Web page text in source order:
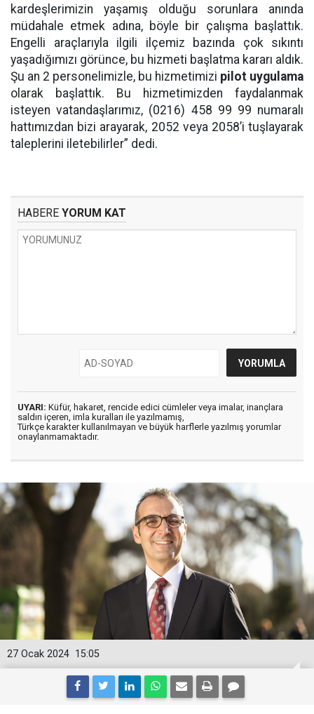
kardeşlerimizin yaşamış olduğu sorunlara anında
müdahale etmek adına, böyle bir çalışma başlattık.
Engelli araçlarıyla ilgili ilçemiz bazında çok sıkıntı
yaşadığımızı görünce, bu hizmeti başlatma kararı aldık.
Şu an 2 personelimizle, bu hizmetimizi pilot uygulama
olarak başlattık. Bu hizmetimizden faydalanmak
isteyen vatandaşlarımız, (0216) 458 99 99 numaralı
hattımızdan bizi arayarak, 2052 veya 2058’i tuşlayarak
taleplerini iletebilirler” dedi.
HABERE YORUM KAT
UYARI: Küfür, hakaret, rencide edici cümleler veya imalar, inançlara
saldırı içeren, imla kuralları ile yazılmamış,
Türkçe karakter kullanılmayan ve büyük harflerle yazılmış yorumlar
onaylanmamaktadır.
15:05
27 Ocak 2024